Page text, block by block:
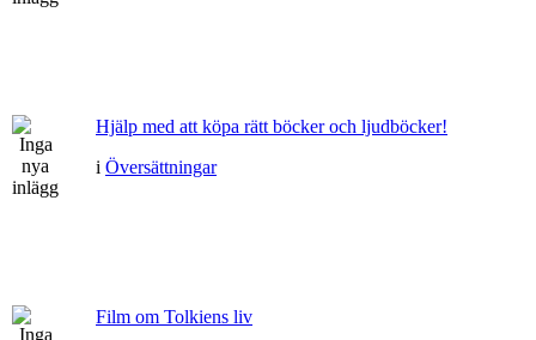
Hjälp med att köpa rätt böcker och ljudböcker!
i Översättningar
Film om Tolkiens liv